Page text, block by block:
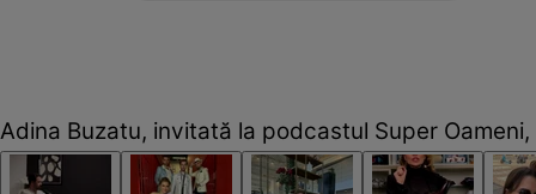
Adina Buzatu, invitată la podcastul Super